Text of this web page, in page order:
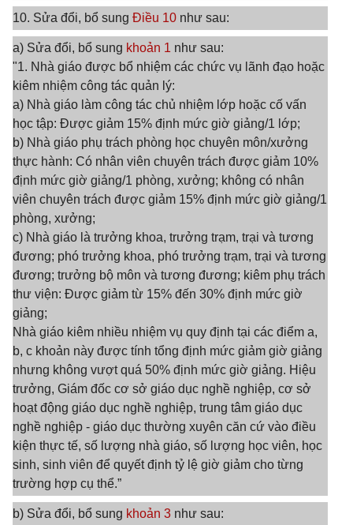
10. Sửa đổi, bổ sung Điều 10 như sau:
a) Sửa đổi, bổ sung khoản 1 như sau:
"1. Nhà giáo được bổ nhiệm các chức vụ lãnh đạo hoặc
kiêm nhiệm công tác quản lý:
a) Nhà giáo làm công tác chủ nhiệm lớp hoặc cố vấn
học tập: Được giảm 15% định mức giờ giảng/1 lớp;
b) Nhà giáo phụ trách phòng học chuyên môn/xưởng
thực hành: Có nhân viên chuyên trách được giảm 10%
định mức giờ giảng/1 phòng, xưởng; không có nhân
viên chuyên trách được giảm 15% định mức giờ giảng/1
phòng, xưởng;
c) Nhà giáo là trưởng khoa, trưởng trạm, trại và tương
đương; phó trưởng khoa, phó trưởng trạm, trại và tương
đương; trưởng bộ môn và tương đương; kiêm phụ trách
thư viện: Được giảm từ 15% đến 30% định mức giờ
giảng;
Nhà giáo kiêm nhiều nhiệm vụ quy định tại các điểm a,
b, c khoản này được tính tổng định mức giảm giờ giảng
nhưng không vượt quá 50% định mức giờ giảng. Hiệu
trưởng, Giám đốc cơ sở giáo dục nghề nghiệp, cơ sở
hoạt động giáo dục nghề nghiệp, trung tâm giáo dục
nghề nghiệp - giáo dục thường xuyên căn cứ vào điều
kiện thực tế, số lượng nhà giáo, số lượng học viên, học
sinh, sinh viên để quyết định tỷ lệ giờ giảm cho từng
trường hợp cụ thể.”
b) Sửa đổi, bổ sung khoản 3 như sau: